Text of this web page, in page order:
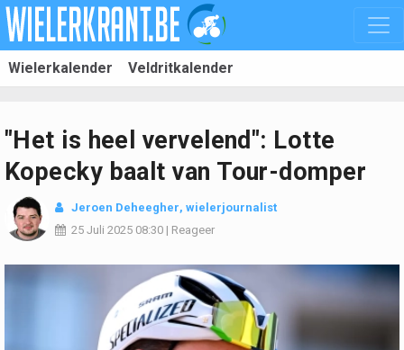
Wielerkalender Veldritkalender
"Het is heel vervelend": Lotte
Kopecky baalt van Tour-domper
Jeroen Deheegher, wielerjournalist
25 Juli 2025 08:30 | Reageer